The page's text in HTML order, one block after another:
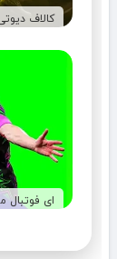
کالاف
ای فوتبال